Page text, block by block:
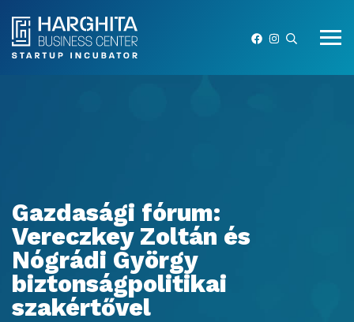
Gazdasági fórum:
Vereczkey Zoltán és
Nógrádi György
biztonságpolitikai
szakértővel